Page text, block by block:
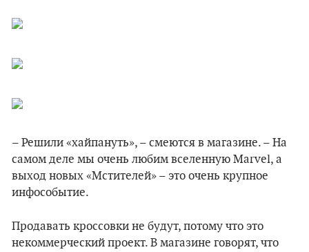
– Решили «хайпануть», – смеются в магазине. – На
самом деле мы очень любим вселенную Marvel, а
выход новых «Мстителей» – это очень крупное
инфособытие.
Продавать кроссовки не будут, потому что это
некоммерческий проект. В магазине говорят, что